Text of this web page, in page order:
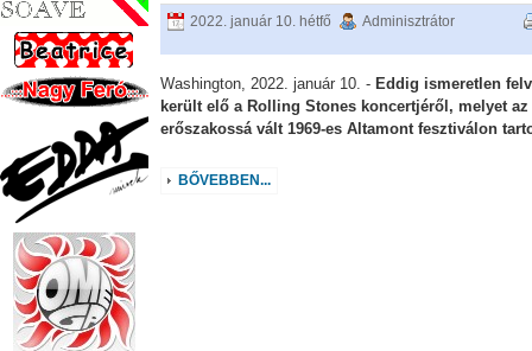
2022. január 10. hétfő Adminisztrátor
Washington, 2022. január 10. - Eddig ismeretlen
került elő a Rolling Stones koncertjéről, melyet az
erőszakossá vált 1969-es Altamont fesztiválon
BŐVEBBEN...